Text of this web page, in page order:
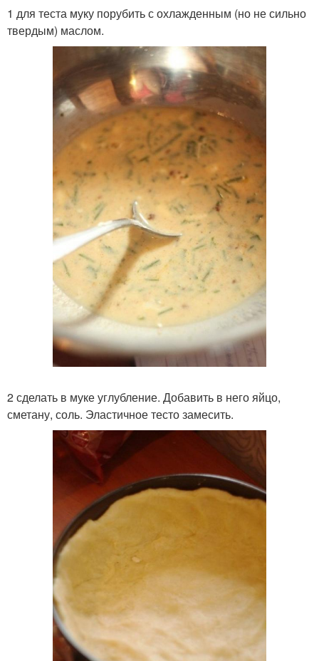
1 для теста муку порубить с охлажденным (но не сильно
твердым) маслом.
2 сделать в муке углубление. Добавить в него яйцо,
сметану, соль. Эластичное тесто замесить.